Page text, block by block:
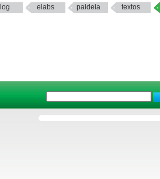
elabs paideia textos